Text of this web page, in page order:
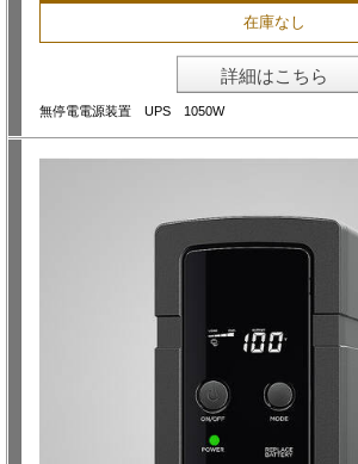
在庫なし
詳細はこちら
無停電電源装置 UPS 1050W